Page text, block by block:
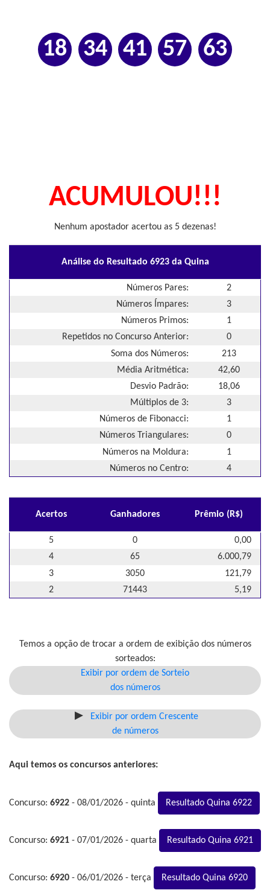
18 34 41 57 63
ACUMULOU!!!
Nenhum apostador acertou as 5 dezenas!
Análise do Resultado 6923 da Quina
Números Pares:
2
Números Ímpares:
3
Números Primos:
1
Repetidos no Concurso Anterior:
0
Soma dos Números:
213
Média Aritmética:
42,60
Desvio Padrão:
18,06
Múltiplos de 3:
3
Números de Fibonacci:
1
Números Triangulares:
0
Números na Moldura:
1
Números no Centro:
4
Acertos Ganhadores Prêmio (R$)
5 0
0,00
4
65
6.000,79
3
3050
121,79
2
71443 5,19
Temos a opção de trocar a ordem de exibição dos números
sorteados:
Exibir por ordem de Sorteio
dos números
Exibir por ordem Crescente
de números
Aqui temos os concursos anteriores:
Concurso: 6922 - 08/01/2026 - quinta Resultado Quina 6922
Concurso: 6921 - 07/01/2026 - quarta Resultado Quina 6921
Concurso: 6920 - 06/01/2026 - terça Resultado Quina 6920